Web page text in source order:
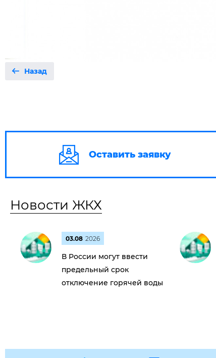
Назад
Оставить заявку
Новости ЖКХ
03.08 2026
В России могут ввести
предельный срок
отключение горячей воды